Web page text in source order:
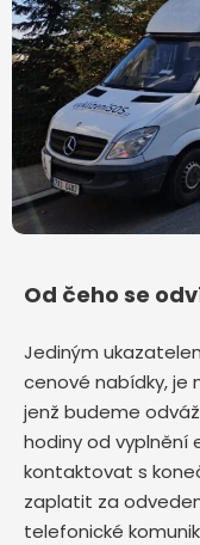
Od čeho se
Jediným
cenové nabídky, je
jenž budeme
hodiny od vyplnění
kontaktovat s
zaplatit za
telefonické